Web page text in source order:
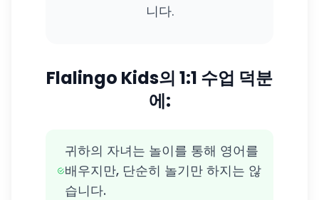
니다.
Flalingo Kids의 1:1 수업 덕분
에:
귀하의 자녀는 놀이를 통해 영어를
배우지만, 단순히 놀기만 하지는 않
습니다.